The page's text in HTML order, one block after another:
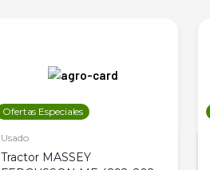
Ofertas Especiales
Usado
Tractor MASSEY